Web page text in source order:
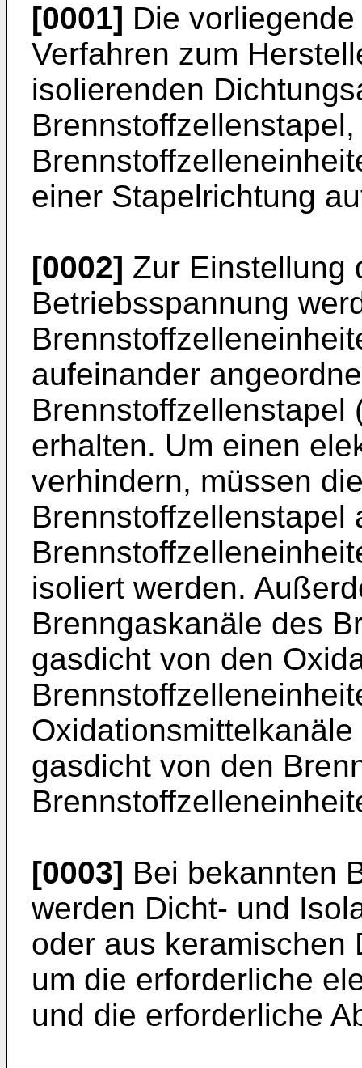
[0001] Die
Verfahren zum
isolierenden
einer Stapelrichtung
[0002] Zur Einstellung
Betriebsspannung
aufeinander
Brennstoffzellenstapel
erhalten. Um einen
verhindern, müssen
Brennstoffzellenstapel
isoliert werden.
Brenngaskanäle des
gasdicht von den
gasdicht von den
[0003] Bei bekannten
werden Dicht- und
oder aus keramischen
um die erforderliche
und die erforderliche